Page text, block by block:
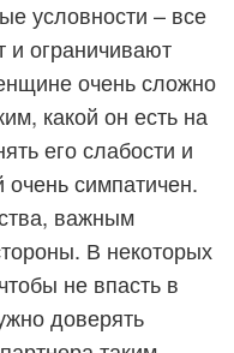
условности – все
ограничивают
очень сложно
какой он есть на
его слабости и
симпатичен.
важным
В некоторых
не впасть в
доверять